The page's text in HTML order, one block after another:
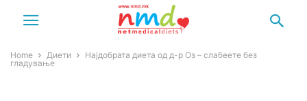
Home Диети
Најдобрата диета од д-р Оз – слабеете без
гладување